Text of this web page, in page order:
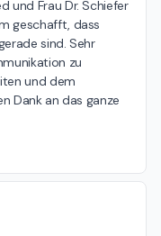
und Frau Dr. Schiefer
geschafft, dass
sind. Sehr
zu
und dem
Dank an das ganze